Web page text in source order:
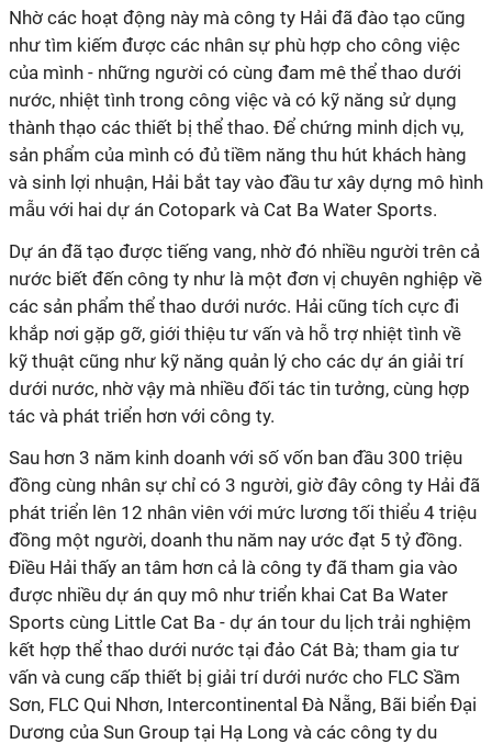
Nhờ các hoạt động này mà công ty Hải đã đào tạo cũng
như tìm kiếm được các nhân sự phù hợp cho công việc
của mình - những người có cùng đam mê thể thao dưới
nước, nhiệt tình trong công việc và có kỹ năng sử dụng
thành thạo các thiết bị thể thao. Để chứng minh dịch vụ,
sản phẩm của mình có đủ tiềm năng thu hút khách hàng
và sinh lợi nhuận, Hải bắt tay vào đầu tư xây dựng mô hình
mẫu với hai dự án Cotopark và Cat Ba Water Sports.
Dự án đã tạo được tiếng vang, nhờ đó nhiều người trên cả
nước biết đến công ty như là một đơn vị chuyên nghiệp về
các sản phẩm thể thao dưới nước. Hải cũng tích cực đi
khắp nơi gặp gỡ, giới thiệu tư vấn và hỗ trợ nhiệt tình về
kỹ thuật cũng như kỹ năng quản lý cho các dự án giải trí
dưới nước, nhờ vậy mà nhiều đối tác tin tưởng, cùng hợp
tác và phát triển hơn với công ty.
Sau hơn 3 năm kinh doanh với số vốn ban đầu 300 triệu
đồng cùng nhân sự chỉ có 3 người, giờ đây công ty Hải đã
phát triển lên 12 nhân viên với mức lương tối thiểu 4 triệu
đồng một người, doanh thu năm nay ước đạt 5 tỷ đồng.
Điều Hải thấy an tâm hơn cả là công ty đã tham gia vào
được nhiều dự án quy mô như triển khai Cat Ba Water
Sports cùng Little Cat Ba - dự án tour du lịch trải nghiệm
kết hợp thể thao dưới nước tại đảo Cát Bà; tham gia tư
vấn và cung cấp thiết bị giải trí dưới nước cho FLC Sầm
Sơn, FLC Qui Nhơn, Intercontinental Đà Nẵng, Bãi biển Đại
Dương của Sun Group tại Hạ Long và các công ty du